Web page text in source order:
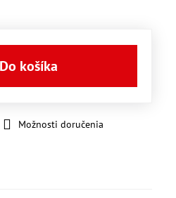
Do košíka
Možnosti doručenia